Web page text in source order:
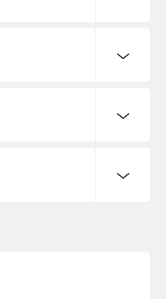
関連